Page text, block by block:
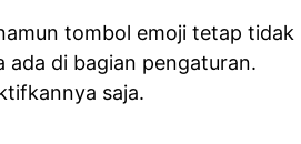
tombol emoji tetap tidak
ada di bagian pengaturan.
saja.